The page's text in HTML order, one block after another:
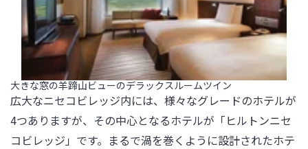
大きな窓の羊蹄山ビューのデラックスルームツイン
広大なニセコビレッジ内には、様々なグレードのホテルが
4つありますが、その中心となるホテルが「ヒルトンニセ
コビレッジ」です。まるで渦を巻くように設計されたホテ